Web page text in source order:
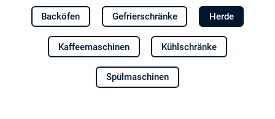
Backöfen Gefrierschränke Herde
Kaffeemaschinen Kühlschränke
Spülmaschinen